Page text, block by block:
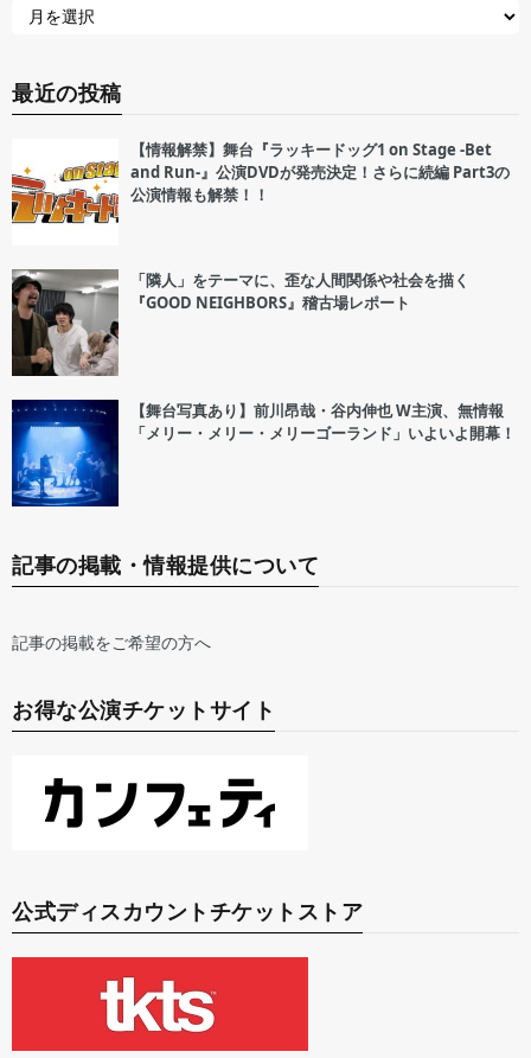
最近の投稿
【情報解禁】舞台『ラッキードッグ1 on Stage -Bet
and Run-』公演DVDが発売決定！さらに続編 Part3の
公演情報も解禁！！
「隣人」をテーマに、歪な人間関係や社会を描く
『GOOD NEIGHBORS』稽古場レポート
【舞台写真あり】前川昂哉・谷内伸也 W主演、無情報
「メリー・メリー・メリーゴーランド」いよいよ開幕！
記事の掲載・情報提供について
記事の掲載をご希望の方へ
お得な公演チケットサイト
公式ディスカウントチケットストア